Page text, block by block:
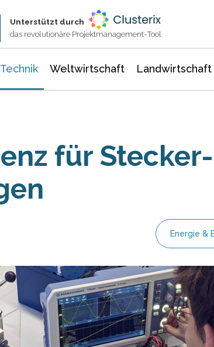
Unterstützt durch
das revolutionäre Projektmanagement-Tool
Technik Weltwirtschaft
für Stecker-
Energie &